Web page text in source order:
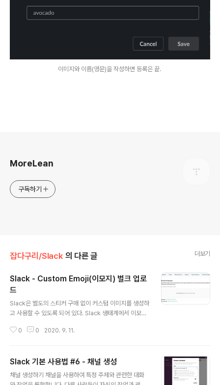
이미지와 이름(영문)을 작성하면 등록은 끝.
MoreLean
구독하기
잡다구리/Slack 의 다른 글 더보기
Slack - Custom Emoji(이모지) 벌크 업로
드
Slack은 별도의 스티커 구매 없이 커스텀 이미지를 생성하
고 사용할 수 있도록 되어 있다. Slack 생태계에서 이모지
이다. 다만, Slack의 기본 메뉴 구성상 일일이 이모지를 업
다음과 같다. 출처 : manychat.com/blog/quick-tip-h
ow-to-bulk-upload-custom-slack-emojis/ 1. 아
래 Chome Extension을 설치한다. - chrome.googl
0 0 2020. 9. 11.
Slack 기본 사용법 #6 - 채널 생성
채널 생성하기 채널을 사용하여 특정 주제와 관련한 대화